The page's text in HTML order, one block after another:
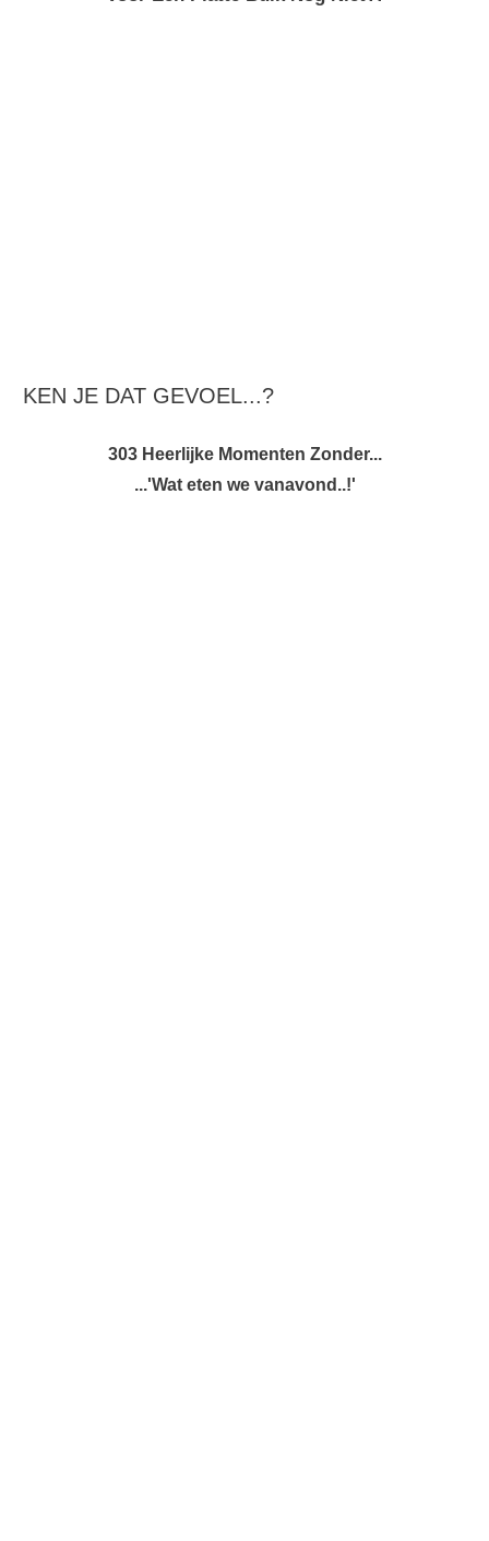
KEN JE DAT GEVOEL...?
303 Heerlijke Momenten Zonder...
...'Wat eten we vanavond..!'